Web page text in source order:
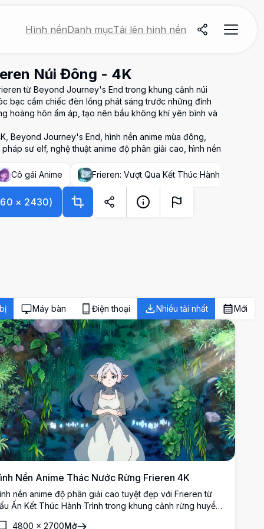
Hình nềnDanh mụcTải lên hình nền
Núi Đông - 4K
từ Beyond Journey's End trong khung cảnh núi
bạc cầm chiếc đèn lồng phát sáng trước những đỉnh
hoàng hôn ấm áp, tạo nên bầu không khí yên bình và
Beyond Journey's End, hình nền anime mùa đông,
sư elf, nghệ thuật anime độ phân giải cao, hình nền
Cô gái Anime Frieren: Vượt Qua Kết Thúc Hành Trình
× 2430)
Máy bàn Điện thoại Nhiều tải nhất Mới
Nền Anime Thác Nước Rừng Frieren 4K
nền anime độ phân giải cao tuyệt đẹp với Frieren từ
Ấn Kết Thúc Hành Trình trong khung cảnh rừng huyền
4800 × 2700Mở